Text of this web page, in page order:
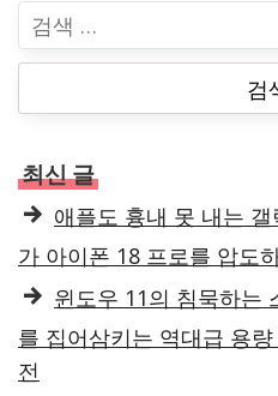
검
색
최신 글
애플도 흉내 못 내는
가 아이폰 18 프로를 압도
윈도우 11의 침묵하는
를 집어삼키는 역대급 용
전